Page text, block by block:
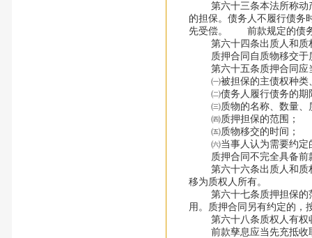
第六十三条本法所称动产
的担保。债务人不履行债务
先受偿。 前款规定的债务
第六十四条出质人和质
质押合同自质物移交于
第六十五条质押合同应
㈠被担保的主债权种类
㈡债务人履行债务的期
㈢质物的名称、数量、
㈣质押担保的范围；
㈤质物移交的时间；
㈥当事人认为需要约定
质押合同不完全具备前
第六十六条出质人和质权
移为质权人所有。
第六十七条质押担保的范
用。质押合同另有约定的，
第六十八条质权人有权收
前款孳息应当先充抵收